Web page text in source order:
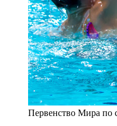
Первенство Мира по